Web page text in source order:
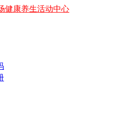
健康养生活动中心